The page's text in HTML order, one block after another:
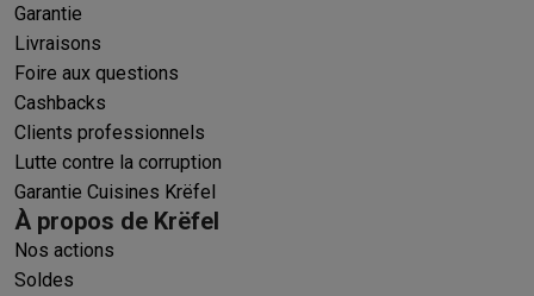
Garantie
Livraisons
Foire aux questions
Cashbacks
Clients professionnels
Lutte contre la corruption
Garantie Cuisines Krëfel
À propos de Krëfel
Nos actions
Soldes